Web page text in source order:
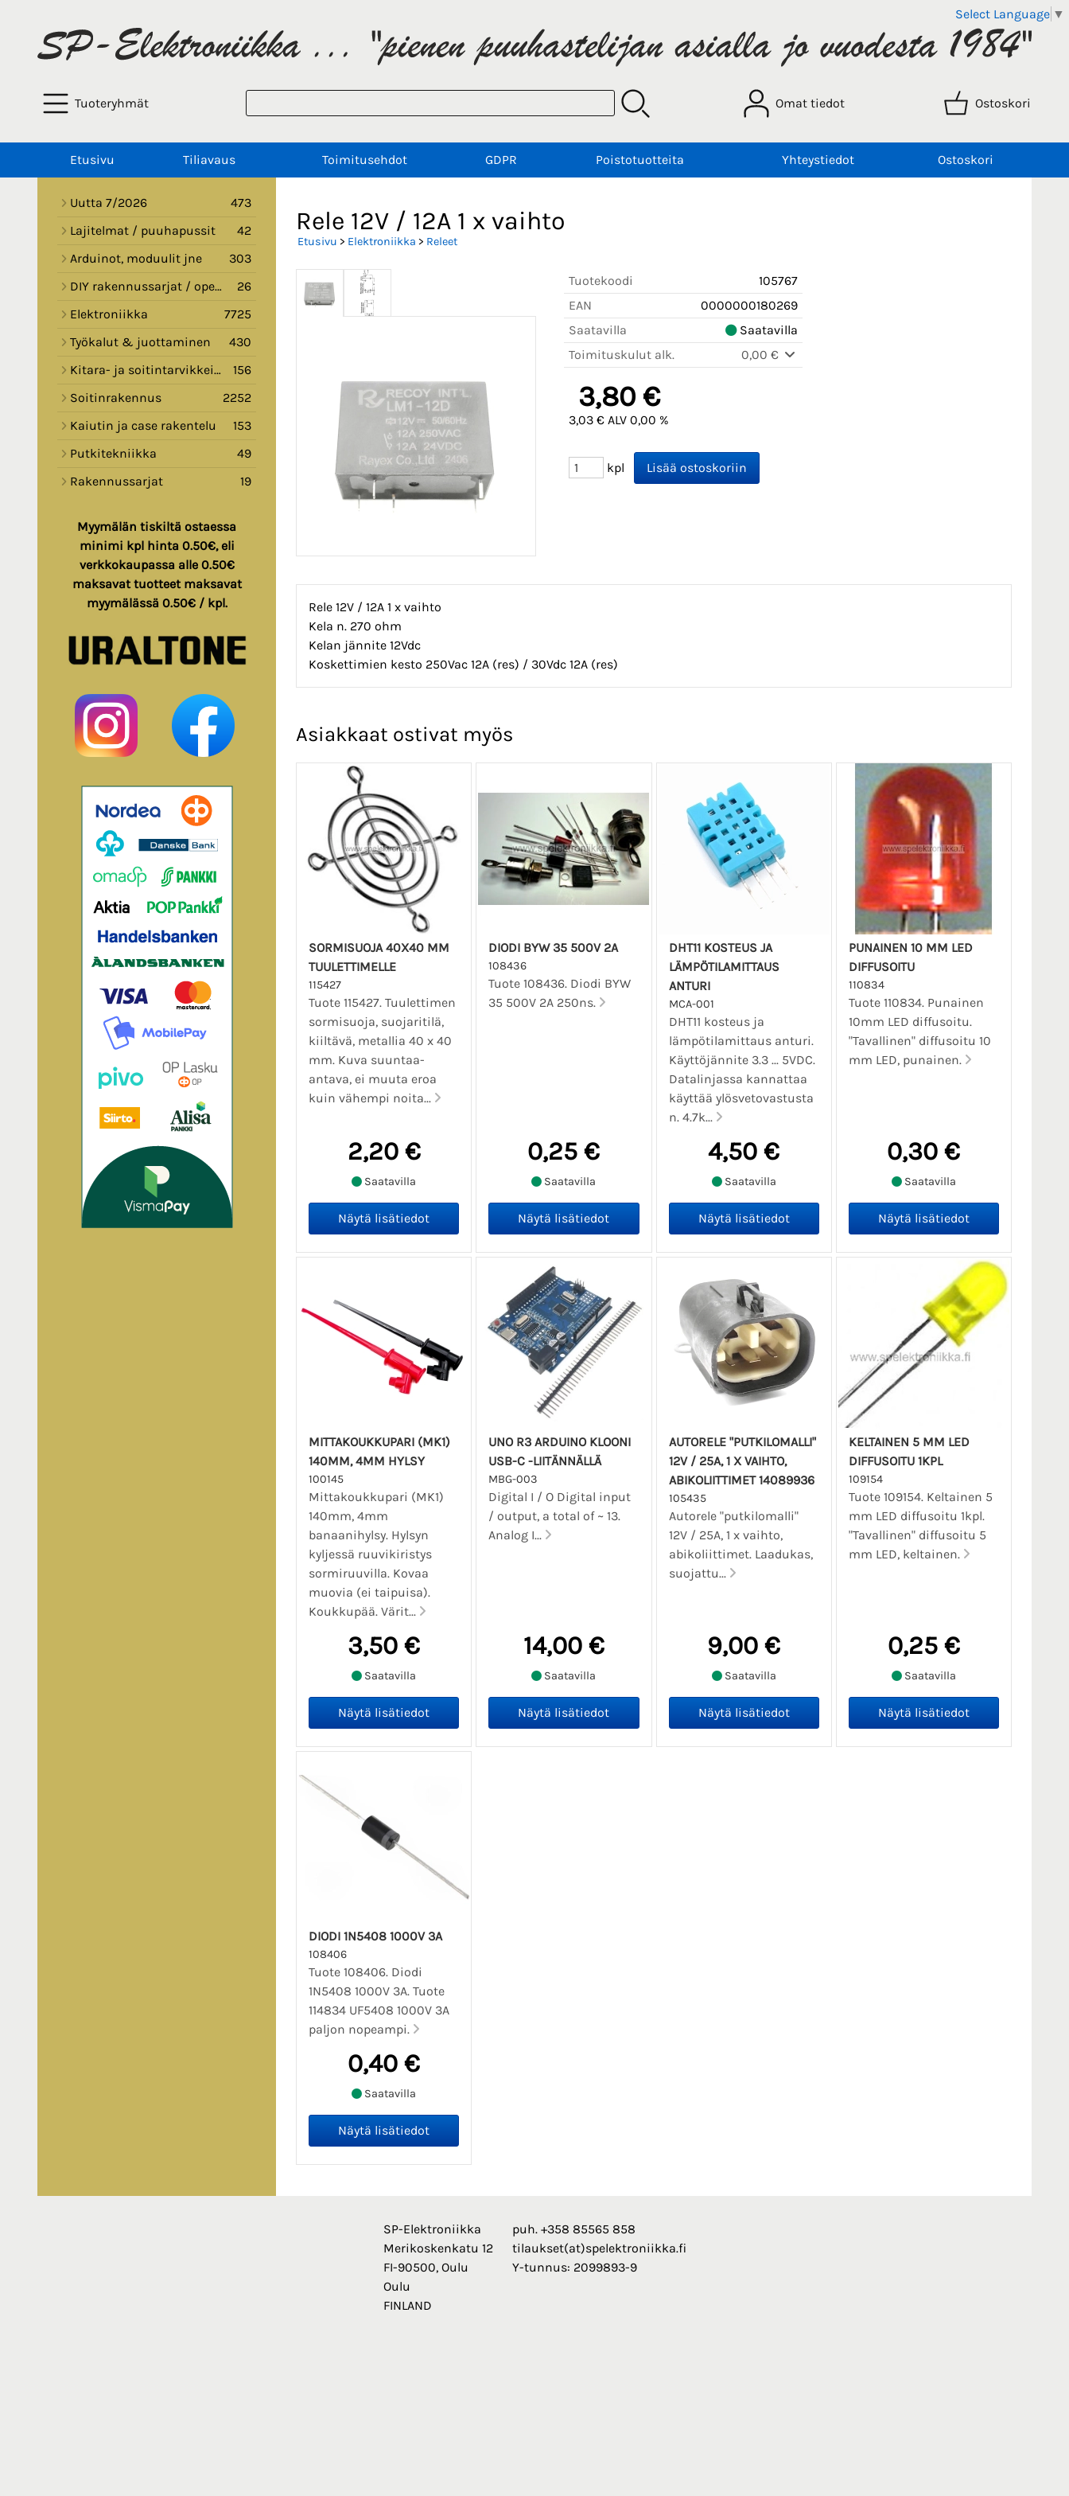
Select Language ▼
Tuoteryhmät Omat tiedot Ostoskori
Etusivu Tiliavaus Toimitusehdot GDPR Poistotuotteita Yhteystiedot Ostoskori
Uutta 7/2026
473
Lajitelmat / puuhapussit
42
Arduinot, moduulit jne
303
DIY rakennussarjat / opetussarjat
26
Elektroniikka
7725
Työkalut & juottaminen
430
Kitara- ja soitintarvikkeita
156
Soitinrakennus
2252
Kaiutin ja case rakentelu
153
Putkitekniikka
49
Rakennussarjat
19
Myymälän tiskiltä ostaessa
minimi kpl hinta 0.50€, eli
verkkokaupassa alle 0.50€
maksavat tuotteet maksavat
myymälässä 0.50€ / kpl.
Rele 12V / 12A 1 x vaihto
Etusivu > Elektroniikka > Releet
Tuotekoodi
105767
EAN
0000000180269
Saatavilla
Saatavilla
Toimituskulut alk.
0,00 €
3,80 €
3,03 € ALV 0,00 %
kpl
Rele 12V / 12A 1 x vaihto
Kela n. 270 ohm
Kelan jännite 12Vdc
Koskettimien kesto 250Vac 12A (res) / 30Vdc 12A (res)
Asiakkaat ostivat myös
SORMISUOJA 40X40 MM
TUULETTIMELLE
115427
Tuote 115427. Tuulettimen
sormisuoja, suojaritilä,
kiiltävä, metallia 40 x 40
mm. Kuva suuntaa-
antava, ei muuta eroa
kuin vähempi noita...
2,20 €
Saatavilla
DIODI BYW 35 500V 2A
108436
Tuote 108436. Diodi BYW
35 500V 2A 250ns.
0,25 €
Saatavilla
DHT11 KOSTEUS JA
LÄMPÖTILAMITTAUS
ANTURI
MCA-001
DHT11 kosteus ja
lämpötilamittaus anturi.
Käyttöjännite 3.3 ... 5VDC.
Datalinjassa kannattaa
käyttää ylösvetovastusta
n. 4.7k...
4,50 €
Saatavilla
PUNAINEN 10 MM LED
DIFFUSOITU
110834
Tuote 110834. Punainen
10mm LED diffusoitu.
"Tavallinen" diffusoitu 10
mm LED, punainen.
0,30 €
Saatavilla
MITTAKOUKKUPARI (MK1)
140MM, 4MM HYLSY
100145
Mittakoukkupari (MK1)
140mm, 4mm
banaanihylsy. Hylsyn
kyljessä ruuvikiristys
sormiruuvilla. Kovaa
muovia (ei taipuisa).
Koukkupää. Värit...
3,50 €
Saatavilla
UNO R3 ARDUINO KLOONI
USB-C -LIITÄNNÄLLÄ
MBG-003
Digital I / O Digital input
/ output, a total of ~ 13.
Analog I...
14,00 €
Saatavilla
AUTORELE "PUTKILOMALLI"
12V / 25A, 1 X VAIHTO,
ABIKOLIITTIMET 14089936
105435
Autorele "putkilomalli"
12V / 25A, 1 x vaihto,
abikoliittimet. Laadukas,
suojattu...
9,00 €
Saatavilla
KELTAINEN 5 MM LED
DIFFUSOITU 1KPL
109154
Tuote 109154. Keltainen 5
mm LED diffusoitu 1kpl.
"Tavallinen" diffusoitu 5
mm LED, keltainen.
0,25 €
Saatavilla
DIODI 1N5408 1000V 3A
108406
Tuote 108406. Diodi
1N5408 1000V 3A. Tuote
114834 UF5408 1000V 3A
paljon nopeampi.
0,40 €
Saatavilla
SP-Elektroniikka
Merikoskenkatu 12
FI-90500, Oulu
Oulu
FINLAND
puh. +358 85565 858
tilaukset(at)spelektroniikka.fi
Y-tunnus: 2099893-9